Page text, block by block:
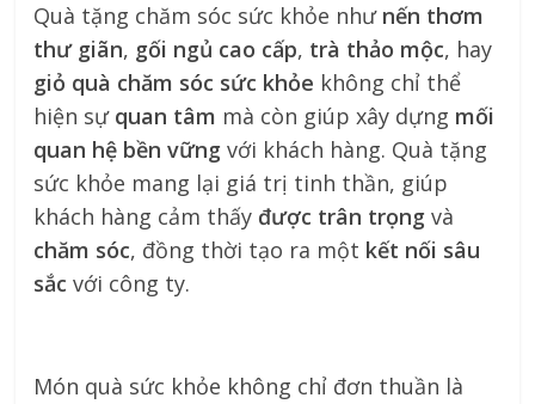
Quà tặng chăm sóc sức khỏe như nến thơm
thư giãn, gối ngủ cao cấp, trà thảo mộc, hay
giỏ quà chăm sóc sức khỏe không chỉ thể
hiện sự quan tâm mà còn giúp xây dựng mối
quan hệ bền vững với khách hàng. Quà tặng
sức khỏe mang lại giá trị tinh thần, giúp
khách hàng cảm thấy được trân trọng và
chăm sóc, đồng thời tạo ra một kết nối sâu
sắc với công ty.
Món quà sức khỏe không chỉ đơn thuần là